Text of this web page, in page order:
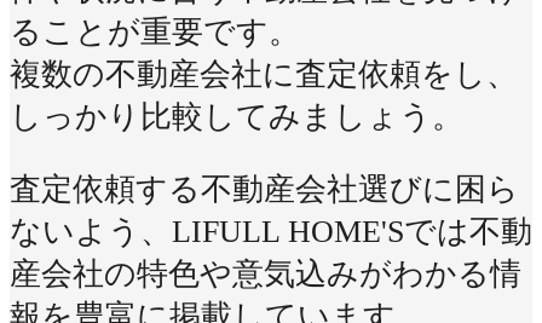
ることが重要です。
複数の不動産会社に査定依頼をし、
しっかり比較してみましょう。
査定依頼する不動産会社選びに困ら
ないよう、LIFULL HOME'Sでは不動
産会社の特色や意気込みがわかる情